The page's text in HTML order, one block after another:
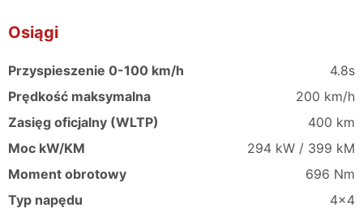
Osiągi
Przyspieszenie 0-100 km/h
4.8s
Prędkość maksymalna
200 km/h
Zasięg oficjalny (WLTP)
400 km
Moc kW/KM
294 kW / 399 kM
Moment obrotowy
696 Nm
Typ napędu
4x4